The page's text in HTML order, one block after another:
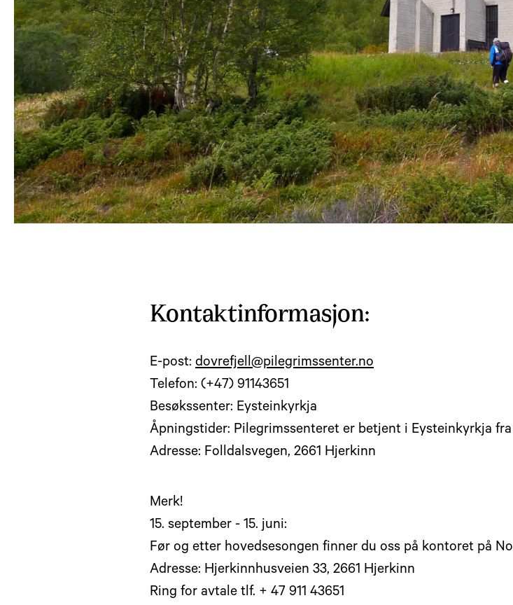
Kontaktinformasjon:
E-post: dovrefjell@pilegrimssenter.no
Telefon: (+47) 91143651
Besøkssenter: Eysteinkyrkja
Åpningstider: Pilegrimssenteret er betjent i Eysteinkyrkja fra
Adresse: Folldalsvegen, 2661 Hjerkinn
Merk!
15. september - 15. juni:
Før og etter hovedsesongen finner du oss på kontoret på
Adresse: Hjerkinnhusveien 33, 2661 Hjerkinn
Ring for avtale tlf. + 47 911 43651